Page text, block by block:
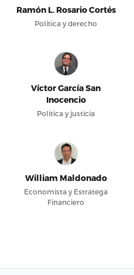
Ramón L. Rosario Cortés
Política y derecho
Víctor García San
Inocencio
Política y justicia
William Maldonado
Economista y Estratega
Financiero